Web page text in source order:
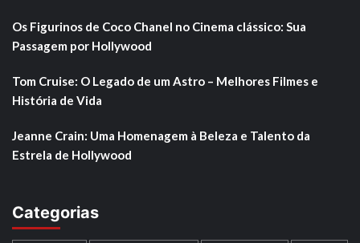
Os Figurinos de Coco Chanel no Cinema clássico: Sua
Passagem por Hollywood
Tom Cruise: O Legado de um Astro – Melhores Filmes e
História de Vida
Jeanne Crain: Uma Homenagem à Beleza e Talento da
Estrela de Hollywood
Categorias